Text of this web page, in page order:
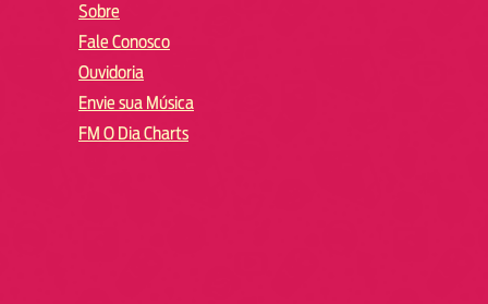
Sobre
Fale Conosco
Ouvidoria
Envie sua Música
FM O Dia Charts